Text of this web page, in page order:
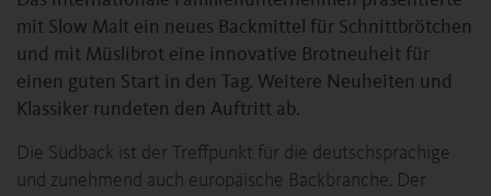
mit Slow Malt ein neues Backmittel für Schnittbrötchen
und mit Müslibrot eine innovative Brotneuheit für
einen guten Start in den Tag. Weitere Neuheiten und
Klassiker rundeten den Auftritt ab.
Die Südback ist der Treffpunkt für die deutschsprachige
und zunehmend auch europäische Backbranche. Der